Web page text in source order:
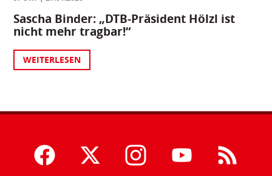
Sascha Binder: „DTB-Präsident Hölzl ist
nicht mehr tragbar!“
WEITERLESEN